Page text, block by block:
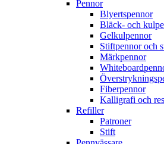
Pennor
Blyertspennor
Bläck- och
Gelkulpennor
Stiftpennor och
Märkpennor
Fiberpennor
Kalligrafi och
Refiller
Patroner
Stift